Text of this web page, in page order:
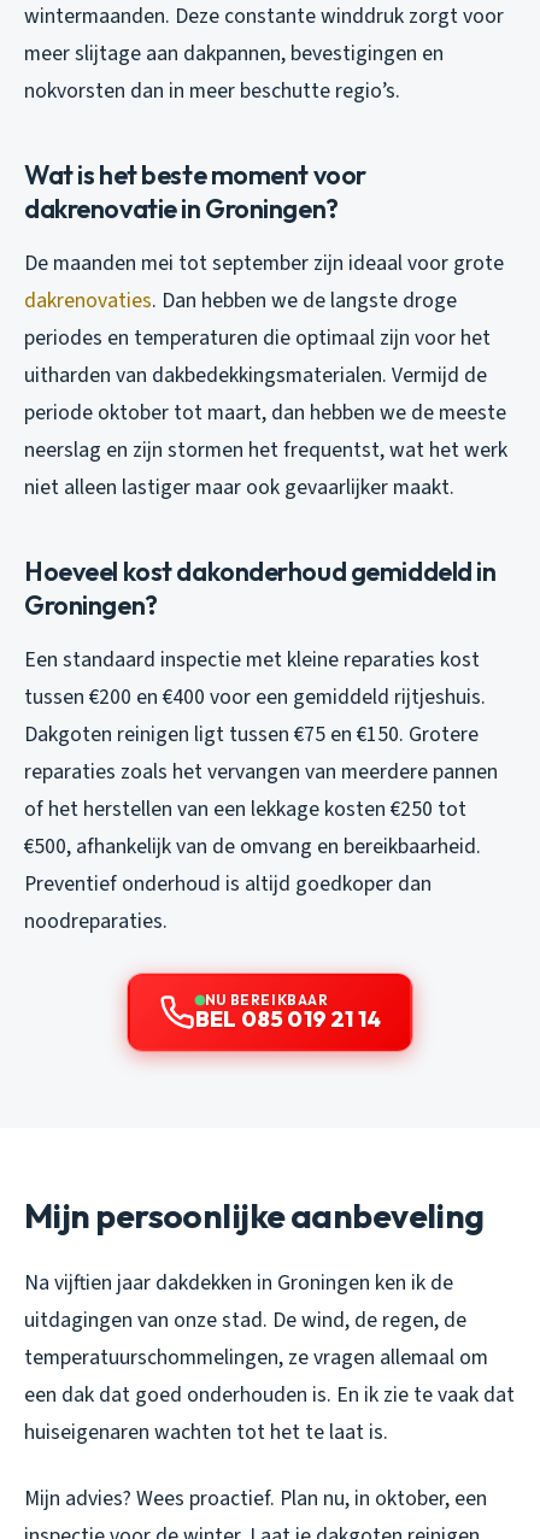
wintermaanden. Deze constante winddruk zorgt voor
meer slijtage aan dakpannen, bevestigingen en
nokvorsten dan in meer beschutte regio’s.
Wat is het beste moment voor
dakrenovatie in Groningen?
De maanden mei tot september zijn ideaal voor grote
dakrenovaties. Dan hebben we de langste droge
periodes en temperaturen die optimaal zijn voor het
uitharden van dakbedekkingsmaterialen. Vermijd de
periode oktober tot maart, dan hebben we de meeste
neerslag en zijn stormen het frequentst, wat het werk
niet alleen lastiger maar ook gevaarlijker maakt.
Hoeveel kost dakonderhoud gemiddeld in
Groningen?
Een standaard inspectie met kleine reparaties kost
tussen €200 en €400 voor een gemiddeld rijtjeshuis.
Dakgoten reinigen ligt tussen €75 en €150. Grotere
reparaties zoals het vervangen van meerdere pannen
of het herstellen van een lekkage kosten €250 tot
€500, afhankelijk van de omvang en bereikbaarheid.
Preventief onderhoud is altijd goedkoper dan
noodreparaties.
NU BEREIKBAAR
BEL 085 019 21 14
Mijn persoonlijke aanbeveling
Na vijftien jaar dakdekken in Groningen ken ik de
uitdagingen van onze stad. De wind, de regen, de
temperatuurschommelingen, ze vragen allemaal om
een dak dat goed onderhouden is. En ik zie te vaak dat
huiseigenaren wachten tot het te laat is.
Mijn advies? Wees proactief. Plan nu, in oktober, een